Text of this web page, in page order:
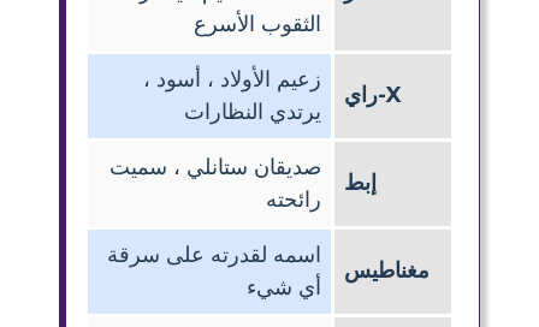
الثقوب الأسرع
X-راي
زعيم الأولاد ، أسود ،
يرتدي النظارات
إبط
صديقان ستانلي ، سميت
رائحته
مغناطيس
اسمه لقدرته على سرقة
أي شيء